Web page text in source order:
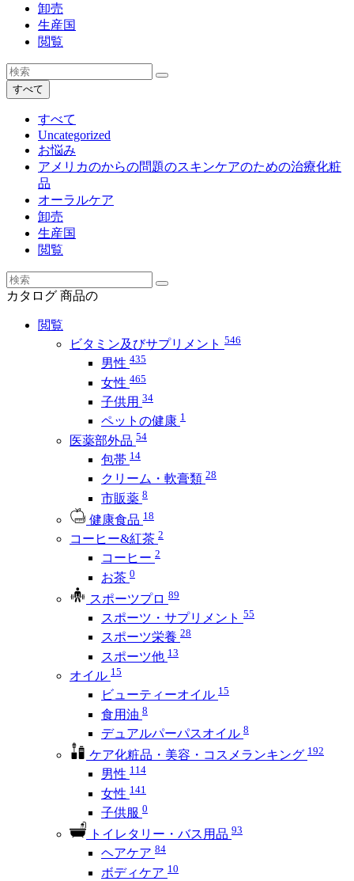
卸売
生産国
閲覧
すべて
すべて
Uncategorized
お悩み
アメリカのからの問題のスキンケアのための治療化粧
品
オーラルケア
卸売
生産国
閲覧
カタログ 商品の
閲覧
ビタミン及びサプリメント 546
男性 435
女性 465
子供用 34
ペットの健康 1
医薬部外品 54
包帯 14
クリーム・軟膏類 28
市販薬 8
健康食品 18
コーヒー&紅茶 2
コーヒー 2
お茶 0
スポーツプロ 89
スポーツ・サプリメント 55
スポーツ栄養 28
スポーツ他 13
オイル 15
ビューティーオイル 15
食用油 8
デュアルパーパスオイル 8
ケア化粧品・美容・コスメランキング 192
男性 114
女性 141
子供服 0
トイレタリー・バス用品 93
ヘアケア 84
ボディケア 10